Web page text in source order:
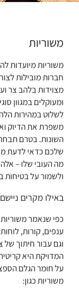
משוריות
משוריות מיועדות
חברות מובילות
מצוידות בלהב צר
ומעוקלים במגוון
לשלוט במהירות
משפרת את הדיוק
השונות. בטרם
שלכם כדאי לדעת
מה העובי שלו –
ולשמור על בטיחות
באילו מקרים
כפי שנאמר
ענפים, קורות,
וגם עבור חיתוך
המדויקת היא
על חומר הגלם
משוריות כגון: